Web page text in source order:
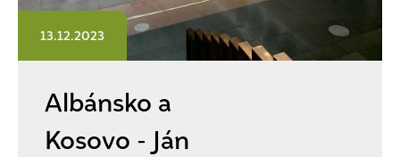
Albánsko a
Kosovo - Ján
13.12.2023